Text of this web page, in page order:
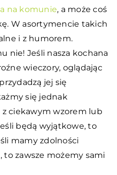
na komunie, a może coś
W asortymencie takich
i z humorem.
nie! Jeśli nasza kochana
wieczory, oglądając
jej się
się jednak
ciekawym wzorem lub
będą wyjątkowe, to
mamy zdolności
to zawsze możemy sami